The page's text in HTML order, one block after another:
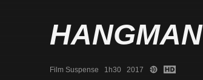
HANGMAN
Film Suspense   1h30   2017